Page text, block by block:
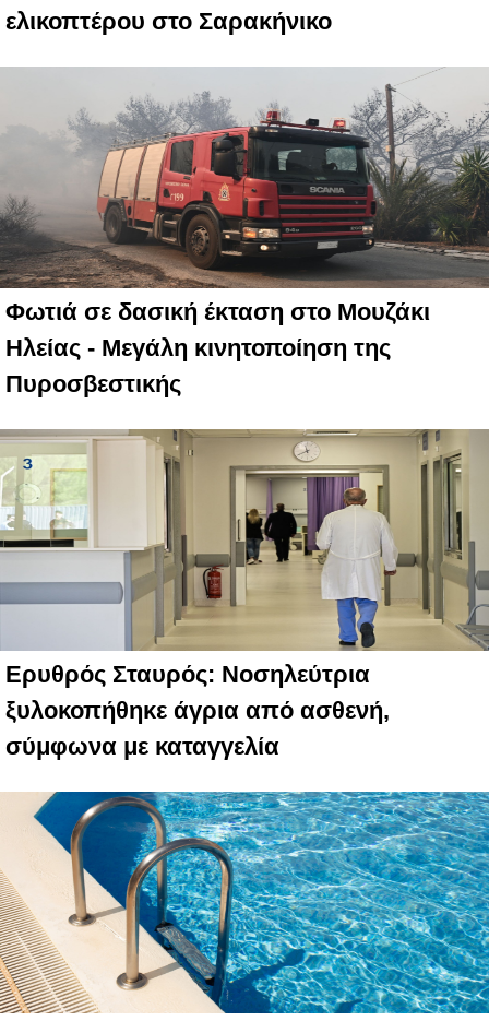
ελικοπτέρου στο Σαρακήνικο
Φωτιά σε δασική έκταση στο Μουζάκι
Ηλείας - Μεγάλη κινητοποίηση της
Πυροσβεστικής
Ερυθρός Σταυρός: Νοσηλεύτρια
ξυλοκοπήθηκε άγρια από ασθενή,
σύμφωνα με καταγγελία